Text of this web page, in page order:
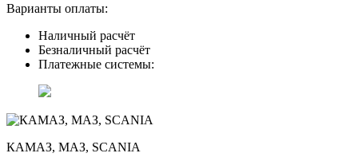
Варианты оплаты:
Наличный расчёт
Безналичный расчёт
Платежные системы:
КАМАЗ, МАЗ, SCANIA